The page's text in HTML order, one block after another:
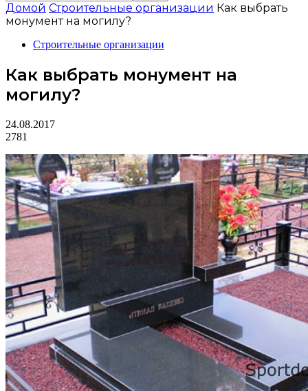
Домой Строительные организации Как выбрать
монумент на могилу?
Строительные организации
Как выбрать монумент на
могилу?
24.08.2017
2781